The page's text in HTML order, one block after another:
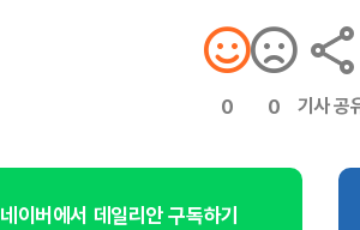
0 0 기사 공
네이버에서 데일리안 구독하기